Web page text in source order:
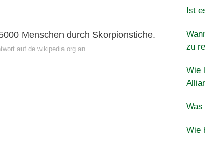
Menschen durch Skorpionstiche.
auf de.wikipedia.org an
Ist
zu
Wie
Wie